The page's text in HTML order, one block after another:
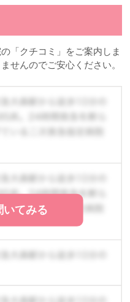
「クチコミ」をご案内しま
せんのでご安心ください。
いてみる